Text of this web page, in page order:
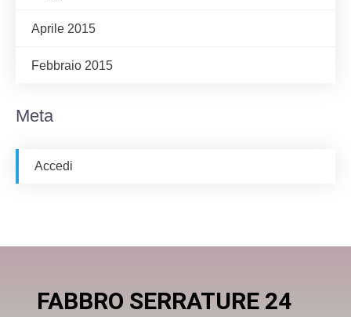
Aprile 2015
Febbraio 2015
Meta
Accedi
FABBRO SERRATURE 24